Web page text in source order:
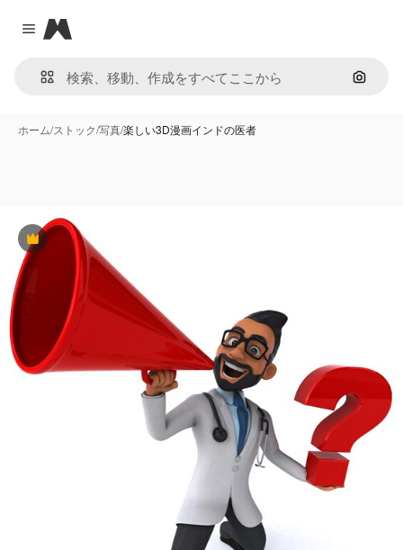
Close menu
Magnific
画像で
ホーム/ストック/写真/楽しい3D漫画インドの医者
Premium